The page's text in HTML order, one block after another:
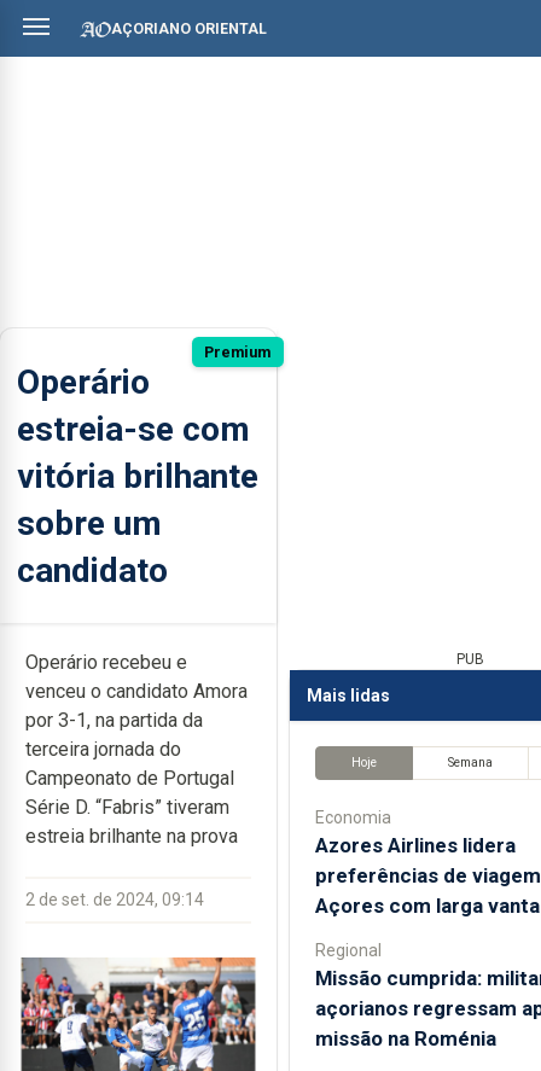
AÇORIANO ORIENTAL
Premium
Operário
estreia-se com
vitória brilhante
sobre um
candidato
Operário recebeu e
venceu o candidato Amora
por 3-1, na partida da
terceira jornada do
Campeonato de Portugal
Série D. “Fabris” tiveram
estreia brilhante na prova
2 de set. de 2024, 09:14
PUB
Mais lidas
Hoje Semana
Economia
Azores Airlines lidera
preferências de
Açores com larga
Regional
Missão cumprida:
açorianos regressam
missão na Roménia